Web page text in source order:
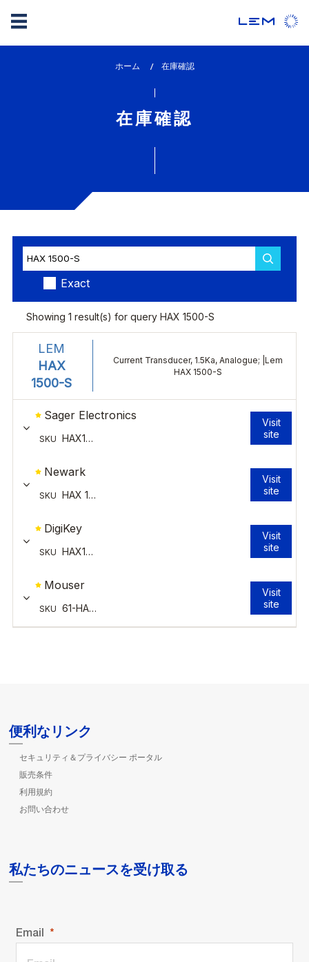
ホーム
lem_current_page
在庫確認
在庫確認
便利なリンク
セキュリティ＆プライバシー ポータル
販売条件
利用規約
お問い合わせ
私たちのニュースを受け取る
Email